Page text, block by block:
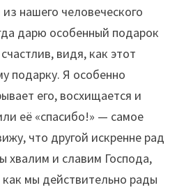
нашего человеческого
дарю особенный подарок
видя, как этот
подарку. Я особенно
его, восхищается и
её «спасибо!» — самое
что другой искренне рад
хвалим и славим Господа,
мы действительно рады